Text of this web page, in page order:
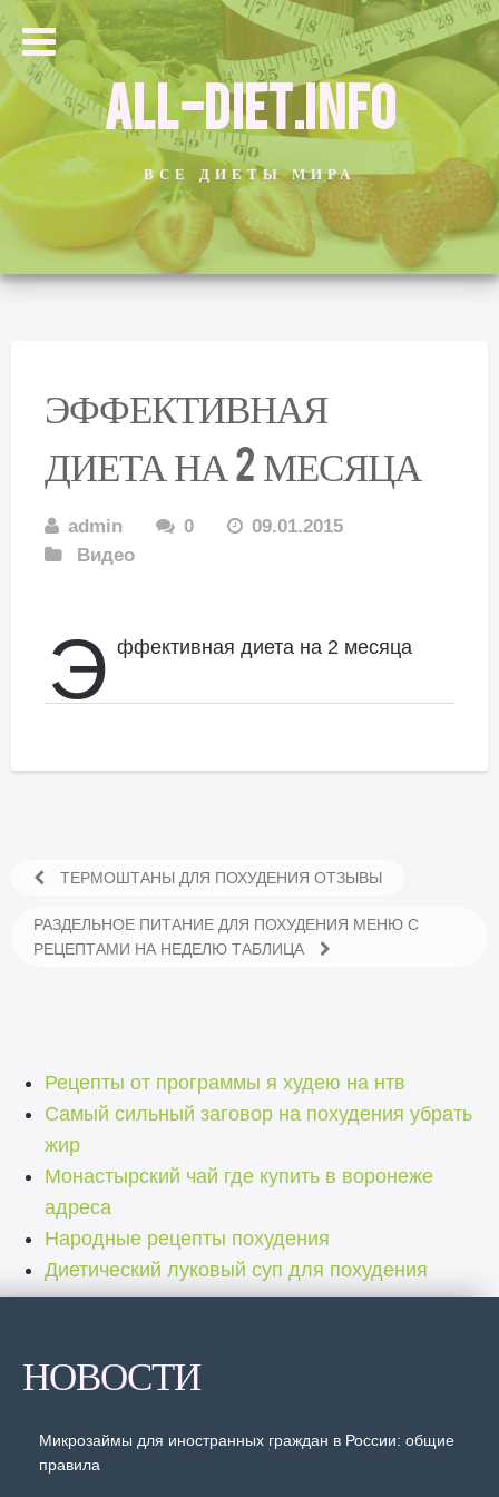
ALL-DIET.INFO
ВСЕ ДИЕТЫ МИРА
ЭФФЕКТИВНАЯ
ДИЕТА НА 2 МЕСЯЦА
admin 0
09.01.2015
Видео
Э ффективная диета на 2 месяца
ТЕРМОШТАНЫ ДЛЯ ПОХУДЕНИЯ ОТЗЫВЫ
РАЗДЕЛЬНОЕ ПИТАНИЕ ДЛЯ ПОХУДЕНИЯ МЕНЮ С
РЕЦЕПТАМИ НА НЕДЕЛЮ ТАБЛИЦА
Рецепты от программы я худею на нтв
Самый сильный заговор на похудения убрать
жир
Монастырский чай где купить в воронеже
адреса
Народные рецепты похудения
Диетический луковый суп для похудения
НОВОСТИ
Микрозаймы для иностранных граждан в России: общие
правила